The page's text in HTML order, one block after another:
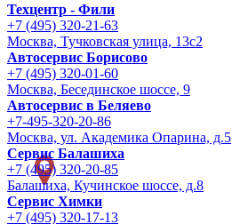
Техцентр - Фили
+7 (495) 320-21-63
Москва, Тучковская улица, 13с2
Автосервис Борисово
+7 (495) 320-01-60
Москва, Бесединское шоссе, 9
Автосервис в Беляево
+7-495-320-20-86
Москва, ул. Академика Опарина, д.5
Сервис Балашиха
+7 (495) 320-20-85
Балашиха, Кучинское шоссе, д.8
Сервис Химки
+7 (495) 320-17-13